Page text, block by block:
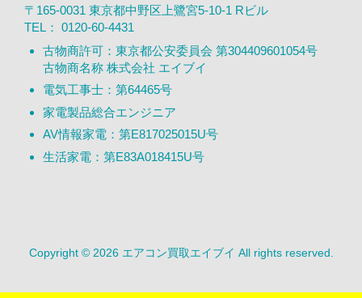
〒165-0031 東京都中野区上鷺宮5-10-1 Rビル
TEL： 0120-60-4431
古物商許可：東京都公安委員会 第304409601054号
古物商名称 株式会社 エイブイ
電気工事士：第64465号
家電製品総合エンジニア
AV情報家電：第E817025015U号
生活家電：第E83A018415U号
Copyright © 2026 エアコン買取エイブイ All rights reserved.